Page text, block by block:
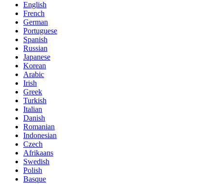
English
French
German
Portuguese
Spanish
Russian
Japanese
Korean
Arabic
Irish
Greek
Turkish
Italian
Danish
Romanian
Indonesian
Czech
Afrikaans
Swedish
Polish
Basque